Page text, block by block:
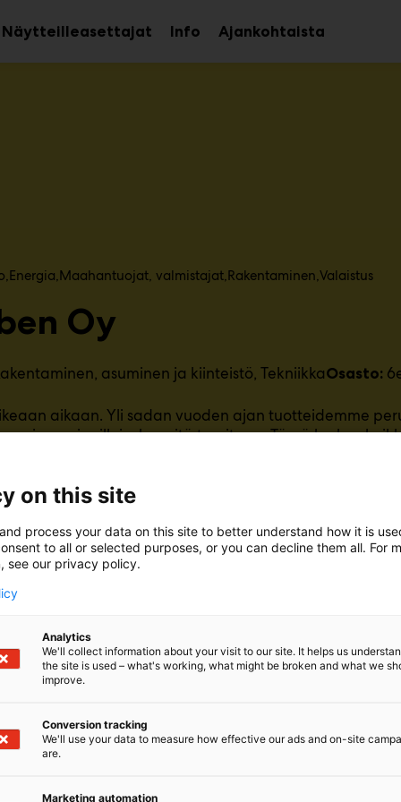
Näytteilleasettajat InfoAvaa
alavalikko
Ajankohtaista
Energia Maahantuojat, valmistajat​ Rakentaminen Valaistus
Oy
asuminen ja kiinteistö TekniikkaOsasto:
aikaan. Yli sadan vuoden ajan tuotteidemme
vain silloin, kun sitä tarvitaan. Tämä koskee
LUXORliving-
kansainvälisen KNX-standardin mukaisesti. Theben
merkittävästi tämän standardin kehittämiseen ja sen
on this site
process your data on this site to better understand how it is
to all or selected purposes, or you can decline them all. For
see our privacy policy.
Analytics
We'll collect information about your visit to our site. It helps us
the site is used – what's working, what might be broken and what we
improve.
Conversion tracking
We'll use your data to measure how effective our ads and on-site
are.
Marketing automation